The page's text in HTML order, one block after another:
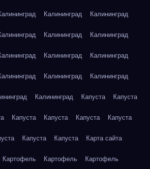
Калининград Калининград
Калининград Калининград
Калининград Калининград
Калининград Калининград
Калининград Капуста Капуста
Капуста Капуста Капуста Капуста
Капуста Капуста Карта сайта
Картофель Картофель Картофель